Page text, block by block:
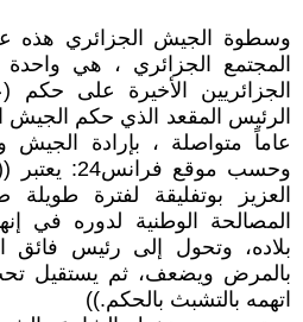
وسطوة الجيش الجزائري هذه
المجتمع الجزائري ، هي
الجزائريين الأخيرة على حكم
الرئيس المقعد الذي حكم
عاماً متواصلة ، بإرادة الجيش
وحسب موقع
العزيز بوتفليقة لفترة
المصالحة الوطنية لدوره في
بلاده، وتحول إلى رئيس فائق
بالمرض ويضعف، ثم يستقيل
اتهمه بالتشبث بالحكم.))